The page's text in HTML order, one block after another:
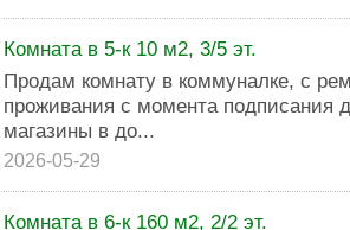
Комната в 5-к 10 м2, 3/5 эт.
Продам комнату в коммуналке, с
проживания с момента подписания
магазины в до...
2026-05-29
Комната в 6-к 160 м2, 2/2 эт.